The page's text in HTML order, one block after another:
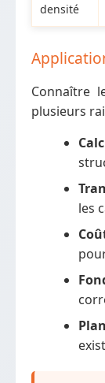
densité
Connaître
plusieurs
les